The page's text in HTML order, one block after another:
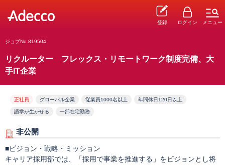
登録 ログイン メニュー
ジョブNo.819504
リクルーター フレックス・リモートワーク制度完備、大
手IT企業
正社員 グローバル企業 従業員1000名以上 年間休日120日以上
語学が生かせる 一部在宅勤務
非公開
■ビジョン・戦略・ミッション
キャリア採用部では、「採用で事業を推進する」をビジョンとし将